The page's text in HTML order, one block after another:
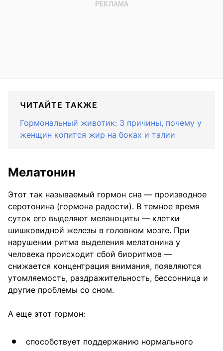
ЧИТАЙТЕ ТАКЖЕ
Гормональный животик: 3 причины, почему у
женщин копится жир на боках и талии
Мелатонин
Этот так называемый гормон сна — производное
серотонина (гормона радости). В темное время
суток его выделяют меланоциты — клетки
шишковидной железы в головном мозге. При
нарушении ритма выделения мелатонина у
человека происходит сбой биоритмов —
снижается концентрация внимания, появляются
утомляемость, раздражительность, бессонница и
другие проблемы со сном.
А еще этот гормон:
способствует поддержанию нормального